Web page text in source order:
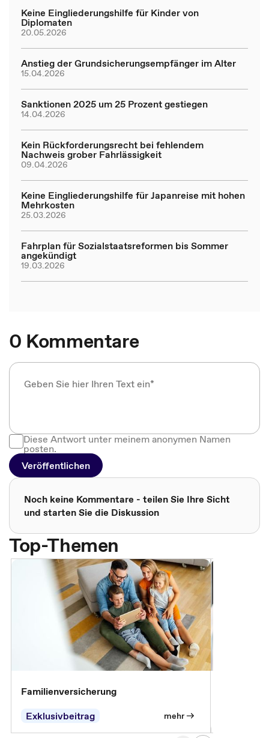
Keine Eingliederungshilfe für Kinder von
Diplomaten
20.05.2026
Anstieg der Grundsicherungsempfänger im Alter
15.04.2026
Sanktionen 2025 um 25 Prozent gestiegen
14.04.2026
Kein Rückforderungsrecht bei fehlendem
Nachweis grober Fahrlässigkeit
09.04.2026
Keine Eingliederungshilfe für Japanreise mit hohen
Mehrkosten
25.03.2026
Fahrplan für Sozialstaatsreformen bis Sommer
angekündigt
19.03.2026
0 Kommentare
Diese Antwort unter meinem anonymen Namen
posten.
Veröffentlichen
Noch keine Kommentare - teilen Sie Ihre Sicht
und starten Sie die Diskussion
Top-Themen
Familienversicherung
Exklusivbeitrag
mehr